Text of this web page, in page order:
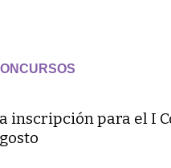
inscripción para el I